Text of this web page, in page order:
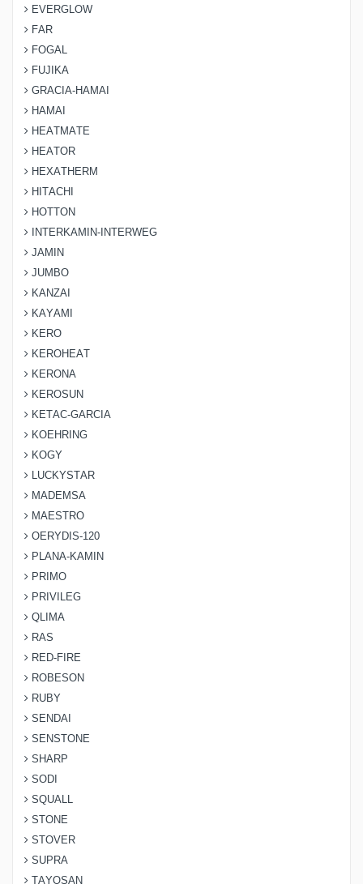
EVERGLOW
FAR
FOGAL
FUJIKA
GRACIA-HAMAI
HAMAI
HEATMATE
HEATOR
HEXATHERM
HITACHI
HOTTON
INTERKAMIN-INTERWEG
JAMIN
JUMBO
KANZAI
KAYAMI
KERO
KEROHEAT
KERONA
KEROSUN
KETAC-GARCIA
KOEHRING
KOGY
LUCKYSTAR
MADEMSA
MAESTRO
OERYDIS-120
PLANA-KAMIN
PRIMO
PRIVILEG
QLIMA
RAS
RED-FIRE
ROBESON
RUBY
SENDAI
SENSTONE
SHARP
SODI
SQUALL
STONE
STOVER
SUPRA
TAYOSAN